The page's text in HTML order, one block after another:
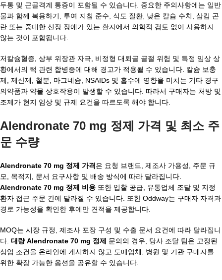
두통 및 근골격계 통증이 포함될 수 있습니다. 중요한 주의사항에는 일반
물과 함께 복용하기, 투여 지침 준수, 식도 질환, 낮은 칼슘 수치, 삼킴 곤
란 또는 중대한 신장 장애가 있는 환자에서 의학적 검토 없이 사용하지
않는 것이 포함됩니다.
저칼슘혈증, 상부 위장관 자극, 비정형 대퇴골 골절 위험 및 특정 임상 상
황에서의 턱 관련 합병증에 대해 경고가 적용될 수 있습니다. 칼슘 보충
제, 제산제, 철분, 마그네슘, NSAIDs 및 흡수에 영향을 미치는 기타 경구
의약품과 약물 상호작용이 발생할 수 있습니다. 따라서 구매자는 처방 및
조제가 현지 임상 및 규제 요건을 따르도록 해야 합니다.
Alendronate 70 mg 정제 가격 및 최소 주
문 수량
Alendronate 70 mg 정제 가격은 요청 브랜드, 제조사 가용성, 주문 규
모, 목적지, 문서 요구사항 및 배송 방식에 따라 달라집니다.
Alendronate 70 mg 정제 비용 또한 입찰 공급, 유통업체 조달 및 지정
환자 접근 주문 간에 달라질 수 있습니다. 또한 Oddway는 구매자 자격과
경로 가능성을 확인한 후에만 견적을 제공합니다.
MOQ는 시장 규정, 제조사 포장 구성 및 수출 문서 요건에 따라 달라집니
다. 대량 Alendronate 70 mg 정제 문의의 경우, 당사 조달 팀은 고정된
상업 조건을 온라인에 게시하지 않고 도매업체, 병원 및 기관 구매자를
위한 확장 가능한 옵션을 공유할 수 있습니다.